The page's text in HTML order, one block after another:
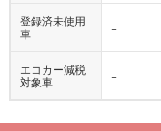
登録済未使用
車
−
エコカー減税
対象車
−